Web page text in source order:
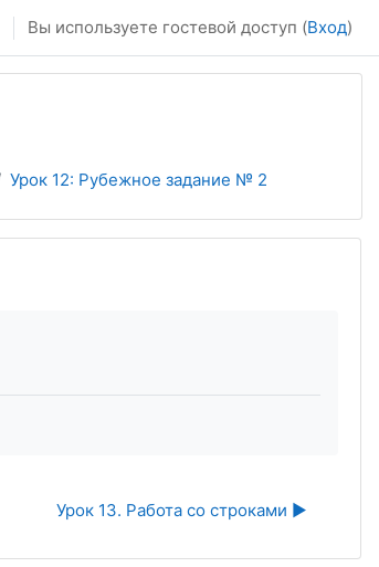
Вы используете гостевой доступ (Вход)
Урок 12: Рубежное задание № 2
Урок 13. Работа со строками ▶︎